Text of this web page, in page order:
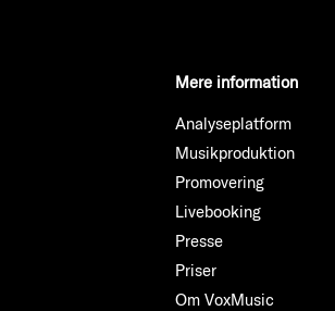
Mere information
Analyseplatform
Musikproduktion
Promovering
Livebooking
Presse
Priser
Om VoxMusic